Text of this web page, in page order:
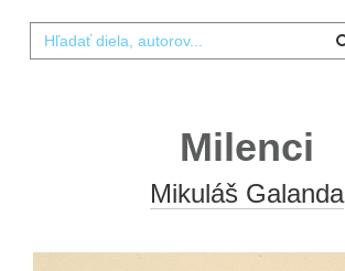
Milenci
Mikuláš Galanda